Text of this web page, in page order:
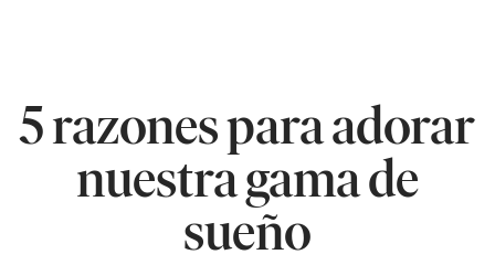
5 razones para adorar
nuestra gama de
sueño